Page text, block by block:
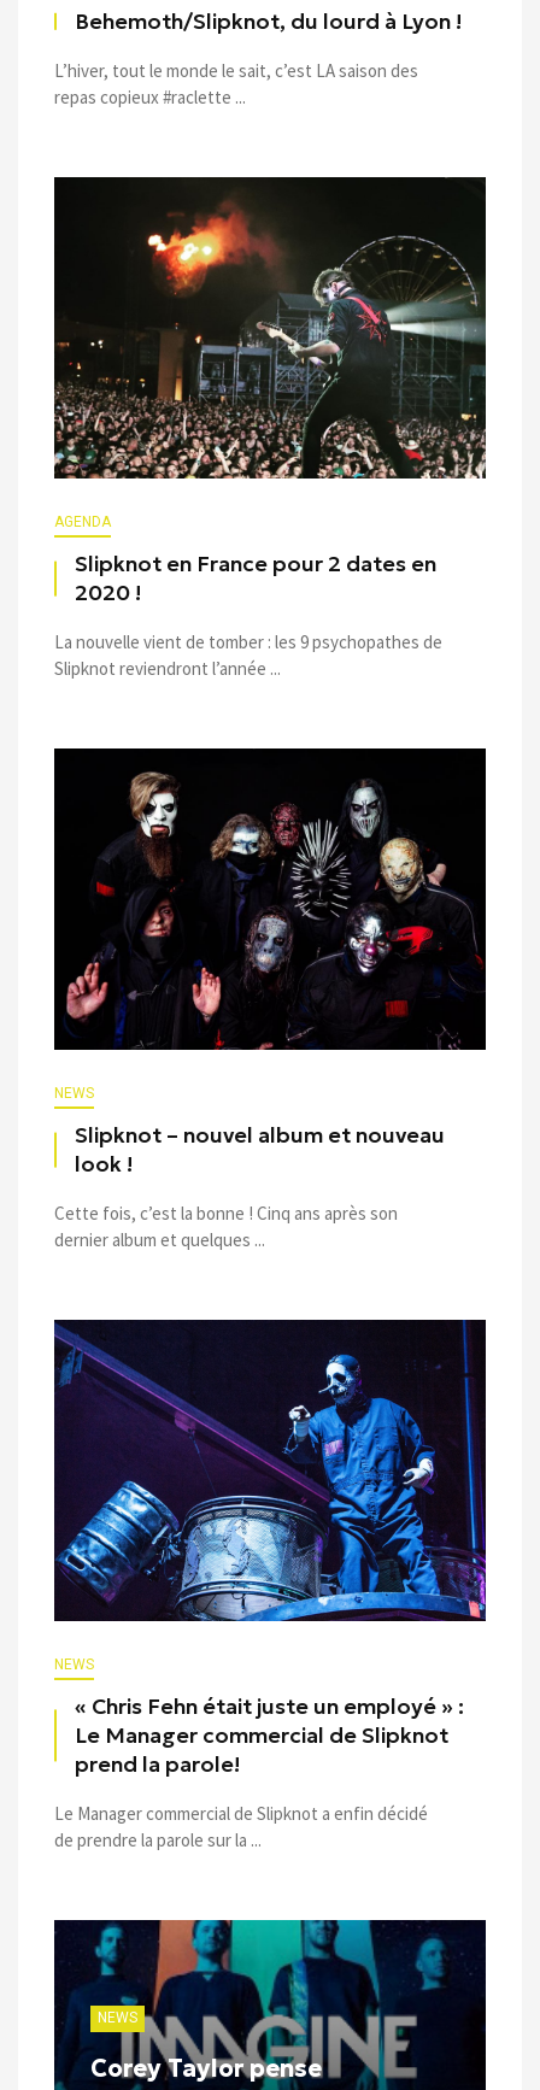
Behemoth/Slipknot, du lourd à Lyon !
L’hiver, tout le monde le sait, c’est LA saison des
repas copieux #raclette ...
AGENDA
Slipknot en France pour 2 dates en
2020 !
La nouvelle vient de tomber : les 9 psychopathes de
Slipknot reviendront l’année ...
NEWS
Slipknot – nouvel album et nouveau
look !
Cette fois, c’est la bonne ! Cinq ans après son
dernier album et quelques ...
NEWS
« Chris Fehn était juste un employé » :
Le Manager commercial de Slipknot
prend la parole!
Le Manager commercial de Slipknot a enfin décidé
de prendre la parole sur la ...
NEWS
Corey Taylor pense